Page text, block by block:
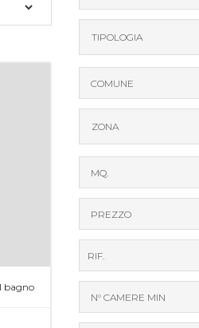
bagno
TIPOLOGIA
ZONA